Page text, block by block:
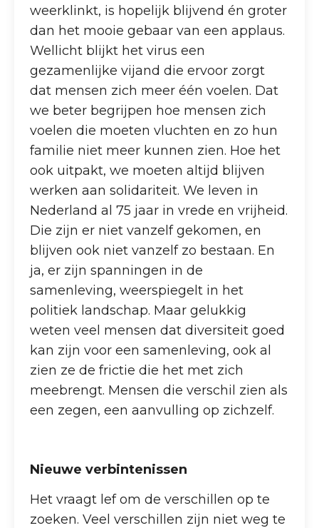
weerklinkt, is hopelijk blijvend én groter
dan het mooie gebaar van een applaus.
Wellicht blijkt het virus een
gezamenlijke vijand die ervoor zorgt
dat mensen zich meer één voelen. Dat
we beter begrijpen hoe mensen zich
voelen die moeten vluchten en zo hun
familie niet meer kunnen zien. Hoe het
ook uitpakt, we moeten altijd blijven
werken aan solidariteit. We leven in
Nederland al 75 jaar in vrede en vrijheid.
Die zijn er niet vanzelf gekomen, en
blijven ook niet vanzelf zo bestaan. En
ja, er zijn spanningen in de
samenleving, weerspiegelt in het
politiek landschap. Maar gelukkig
weten veel mensen dat diversiteit goed
kan zijn voor een samenleving, ook al
zien ze de frictie die het met zich
meebrengt. Mensen die verschil zien als
een zegen, een aanvulling op zichzelf.
Nieuwe verbintenissen
Het vraagt lef om de verschillen op te
zoeken. Veel verschillen zijn niet weg te